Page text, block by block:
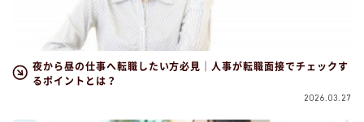
夜から昼の仕事へ転職したい方必見｜人事が転職面接でチェックす
るポイントとは？
2026.03.27